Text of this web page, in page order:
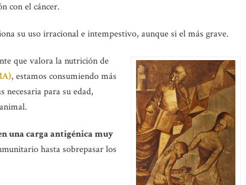
con el cáncer.
su uso irracional e intempestivo, aunque si el más grave.
que valora la nutrición de
, estamos consumiendo más
necesaria para su edad,
una carga antigénica muy
hasta sobrepasar los